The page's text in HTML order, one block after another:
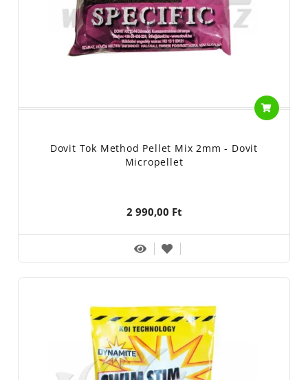
Dovit Tok Method Pellet Mix 2mm - Dovit
Micropellet
2 990,00 Ft